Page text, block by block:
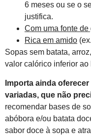
6 meses ou se o
justifica.
Com uma fonte de
Rica em amido
Sopas sem batata,
valor calórico inferior ao
Importa ainda
variadas, que não
recomendar bases de
abóbora e/ou batata
sabor doce à sopa e